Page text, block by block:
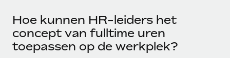
Hoe kunnen HR-leiders het
concept van fulltime uren
toepassen op de werkplek?